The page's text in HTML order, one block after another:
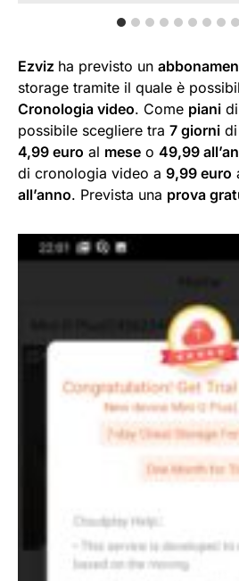
Ezviz ha previsto un
storage tramite il quale è
Cronologia video. Come piani di
possibile scegliere tra 7 giorni
4,99 euro al mese o 49,99
di cronologia video a 9,99 euro
all’anno. Prevista una prova